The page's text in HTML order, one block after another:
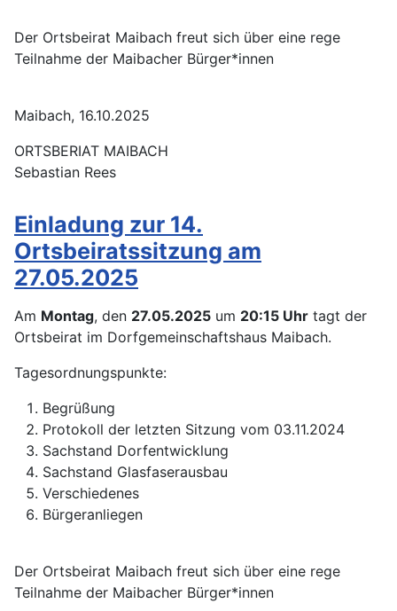
Der Ortsbeirat Maibach freut sich über eine rege
Teilnahme der Maibacher Bürger*innen
Maibach, 16.10.2025
ORTSBERIAT MAIBACH
Sebastian Rees
Einladung zur 14.
Ortsbeiratssitzung am
27.05.2025
Am Montag, den 27.05.2025 um 20:15 Uhr tagt der
Ortsbeirat im Dorfgemeinschaftshaus Maibach.
Tagesordnungspunkte:
Begrüßung
Protokoll der letzten Sitzung vom 03.11.2024
Sachstand Dorfentwicklung
Sachstand Glasfaserausbau
Verschiedenes
Bürgeranliegen
Der Ortsbeirat Maibach freut sich über eine rege
Teilnahme der Maibacher Bürger*innen